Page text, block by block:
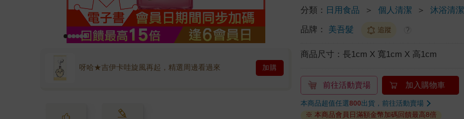
呀哈★吉伊卡哇旋風再起，精選周邊看過來 加購
分類： 日用食品 ＞ 個人清潔 ＞ 沐浴清潔
品牌： 美吾髮 追蹤 ?
商品尺寸：長1cm X 寬1cm X 高1cm
前往活動賣場 加入購物車
本商品超值任選800出貨，前往活動賣場
※ 本商品會員日滿額金幣加碼回饋最高8倍